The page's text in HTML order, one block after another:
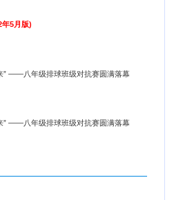
年5月版)
” ——八年级排球班级对抗赛圆满落幕
” ——八年级排球班级对抗赛圆满落幕